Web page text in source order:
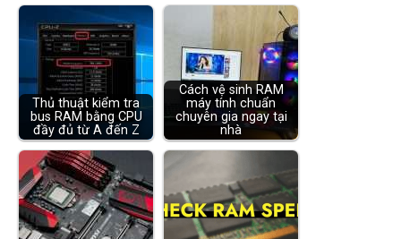
Thủ thuật kiểm tra
bus RAM bằng CPU
đầy đủ từ A đến Z
Cách vệ sinh RAM
máy tính chuẩn
chuyên gia ngay tại
nhà